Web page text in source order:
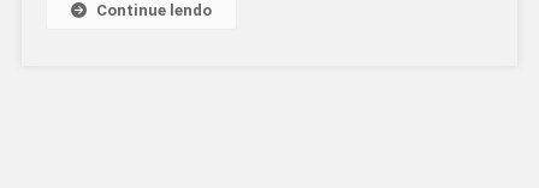
Continue lendo